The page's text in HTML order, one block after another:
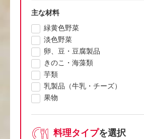
主な材料
緑黄色野菜
淡色野菜
卵、豆・豆腐製品
きのこ・海藻類
芋類
乳製品（牛乳・チーズ）
果物
料理タイプを選択